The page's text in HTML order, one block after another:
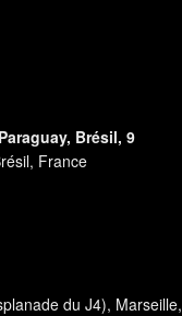
Brésil, 9
France
du J4), Marseille,